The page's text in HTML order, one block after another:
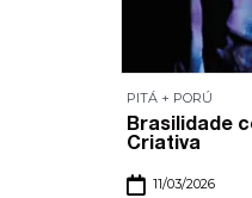
PITÁ + PORÚ
Brasilidade
Criativa
11/03/2026